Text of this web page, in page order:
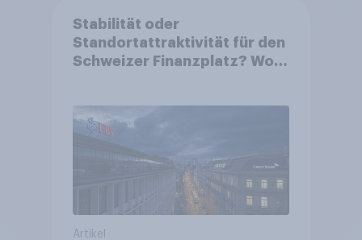
Stabilität oder
Standortattraktivität für den
Schweizer Finanzplatz? Wo
von Grossbanken steht
Artikel